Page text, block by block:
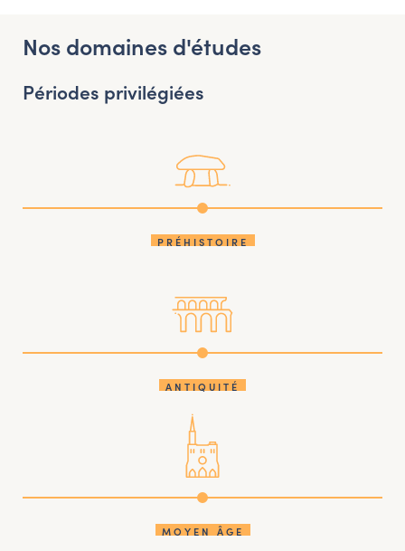
Nos domaines d'études
Périodes privilégiées
PRÉHISTOIRE
ANTIQUITÉ
MOYEN ÂGE